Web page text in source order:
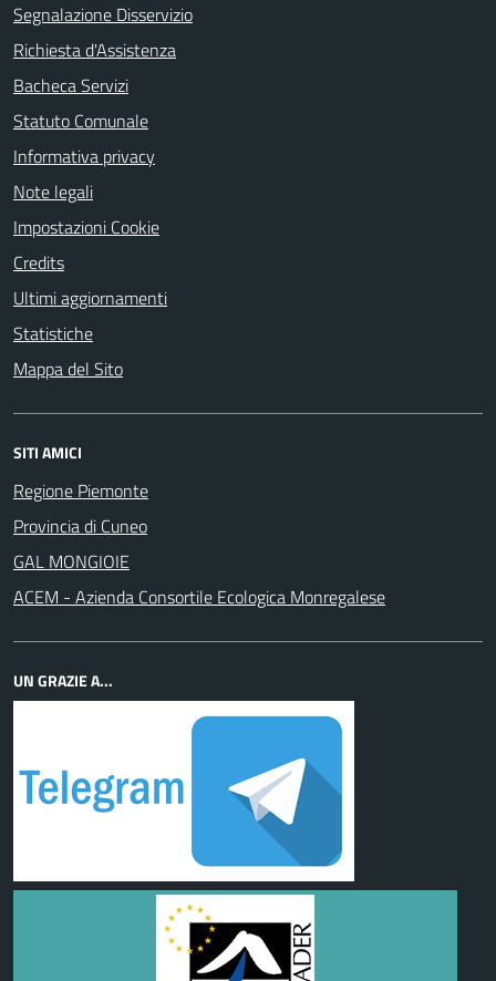
Segnalazione Disservizio
Richiesta d'Assistenza
Bacheca Servizi
Statuto Comunale
Informativa privacy
Note legali
Impostazioni Cookie
Credits
Ultimi aggiornamenti
Statistiche
Mappa del Sito
SITI AMICI
Regione Piemonte
Provincia di Cuneo
GAL MONGIOIE
ACEM - Azienda Consortile Ecologica Monregalese
UN GRAZIE A...